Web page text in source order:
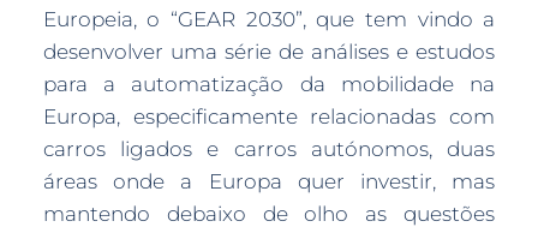
Europeia, o “GEAR 2030”, que tem vindo a
desenvolver uma série de análises e estudos
para a automatização da mobilidade na
Europa, especificamente relacionadas com
carros ligados e carros autónomos, duas
áreas onde a Europa quer investir, mas
mantendo debaixo de olho as questões